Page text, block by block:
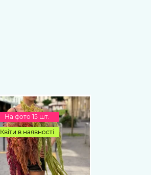
На фото 15 шт.
Квіти в наявності